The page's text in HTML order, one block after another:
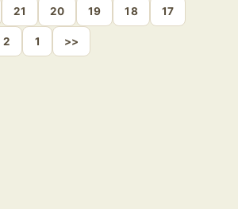
21 20 19 18 17
2 1 >>